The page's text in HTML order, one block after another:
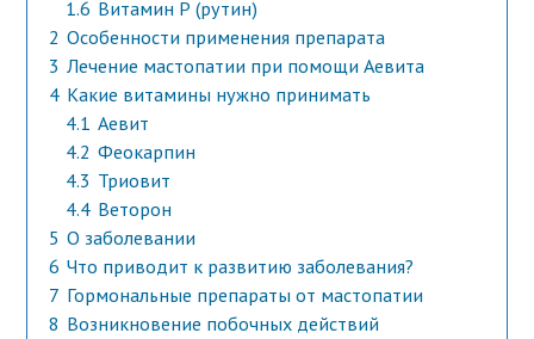
1.6 Витамин Р (рутин)
2 Особенности применения препарата
3 Лечение мастопатии при помощи Аевита
4 Какие витамины нужно принимать
4.1 Аевит
4.2 Феокарпин
4.3 Триовит
4.4 Веторон
5 О заболевании
6 Что приводит к развитию заболевания?
7 Гормональные препараты от мастопатии
8 Возникновение побочных действий